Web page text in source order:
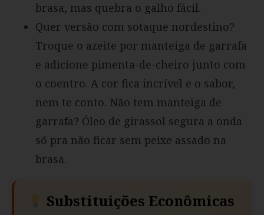
brasa, mas quebra o galho fácil.
Quer versão com sotaque nordestino?
Troque o azeite por manteiga de garrafa
e adicione pimenta-de-cheiro junto com
o coentro. A cor fica incrível e o sabor,
nem te conto. Não tem manteiga de
garrafa? Óleo de girassol segura a onda
só pra não ficar sem peixe assado na
brasa.
Substituições Econômicas